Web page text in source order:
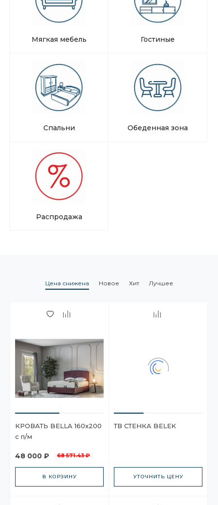
Мягкая мебель Гостиные
Спальни Обеденная зона
Распродажа
Цена снижена Новое Хит Лучшее
КРОВАТЬ BELLA 160x200
с п/м
48 000 ₽ 68 571.43 ₽
В КОРЗИНУ
ТВ СТЕНКА BELEK
УТОЧНИТЬ ЦЕНУ